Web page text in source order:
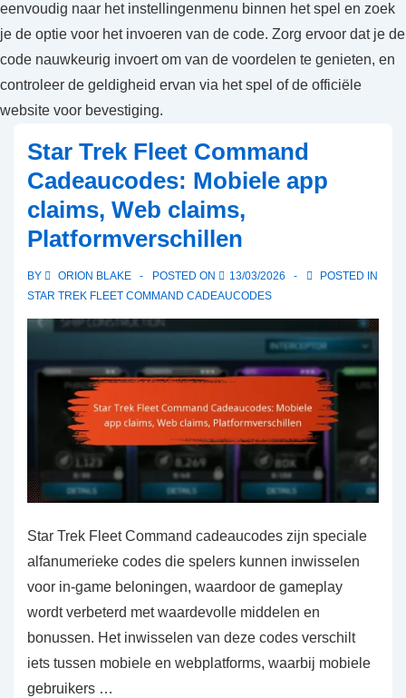
eenvoudig naar het instellingenmenu binnen het spel en zoek
je de optie voor het invoeren van de code. Zorg ervoor dat je de
code nauwkeurig invoert om van de voordelen te genieten, en
controleer de geldigheid ervan via het spel of de officiële
website voor bevestiging.
Star Trek Fleet Command
Cadeaucodes: Mobiele app
claims, Web claims,
Platformverschillen
BY ORION BLAKE POSTED ON 13/03/2026
POSTED IN
STAR TREK FLEET COMMAND CADEAUCODES
Star Trek Fleet Command cadeaucodes zijn speciale
alfanumerieke codes die spelers kunnen inwisselen
voor in-game beloningen, waardoor de gameplay
wordt verbeterd met waardevolle middelen en
bonussen. Het inwisselen van deze codes verschilt
iets tussen mobiele en webplatforms, waarbij mobiele
gebruikers …